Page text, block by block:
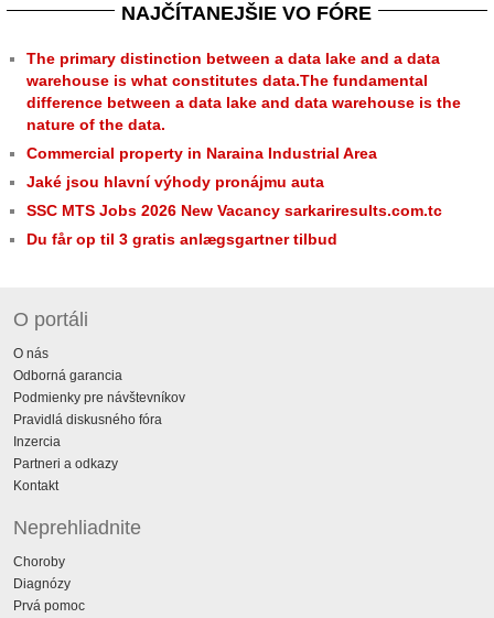
NAJČÍTANEJŠIE VO FÓRE
The primary distinction between a data lake and a data
warehouse is what constitutes data.The fundamental
difference between a data lake and data warehouse is the
nature of the data.
Commercial property in Naraina Industrial Area
Jaké jsou hlavní výhody pronájmu auta
SSC MTS Jobs 2026 New Vacancy sarkariresults.com.tc
Du får op til 3 gratis anlægsgartner tilbud
O portáli
O nás
Odborná garancia
Podmienky pre návštevníkov
Pravidlá diskusného fóra
Inzercia
Partneri a odkazy
Kontakt
Neprehliadnite
Choroby
Diagnózy
Prvá pomoc